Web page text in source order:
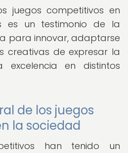
juegos competitivos en
es un testimonio de la
para innovar, adaptarse
creativas de expresar la
en distintos
de los juegos
la sociedad
han tenido un